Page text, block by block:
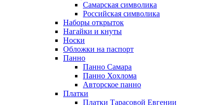
Самарская символика
Российская символика
Наборы открыток
Нагайки и кнуты
Носки
Обложки на паспорт
Панно
Панно Самара
Панно Хохлома
Авторское панно
Платки
Платки Тарасовой Евгении